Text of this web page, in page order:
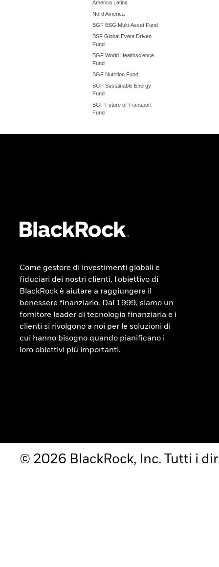
America Latina
Nord America
BGF ESG Multi-Asset Fund
BSF Global Event Driven
Fund
BGF World Healthscience
Fund
BGF Nutrition Fund
BGF Sustainable Energy
Fund
BGF Future of Transport
Fund
Come gestore di investimenti globali e
fiduciari dei nostri clienti, l'obiettivo di
BlackRock è aiutare a raggiungere il
benessere finanziario. Dal 1999, siamo un
fornitore leader di tecnologia finanziaria e i
clienti si rivolgono a noi per le soluzioni di
cui hanno bisogno quando pianificano i
loro obiettivi più importanti.
© 2026 BlackRock, Inc. Tutti i